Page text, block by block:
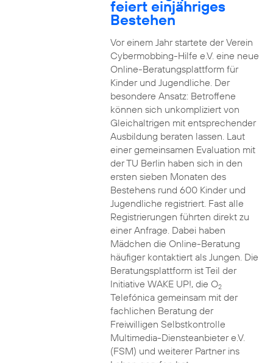
feiert einjähriges
Bestehen
Vor einem Jahr startete der Verein
Cybermobbing-Hilfe e.V. eine neue
Online-Beratungsplattform für
Kinder und Jugendliche. Der
besondere Ansatz: Betroffene
können sich unkompliziert von
Gleichaltrigen mit entsprechender
Ausbildung beraten lassen. Laut
einer gemeinsamen Evaluation mit
der TU Berlin haben sich in den
ersten sieben Monaten des
Bestehens rund 600 Kinder und
Jugendliche registriert. Fast alle
Registrierungen führten direkt zu
einer Anfrage. Dabei haben
Mädchen die Online-Beratung
häufiger kontaktiert als Jungen. Die
Beratungsplattform ist Teil der
Initiative WAKE UP!, die O2
Telefónica gemeinsam mit der
fachlichen Beratung der
Freiwilligen Selbstkontrolle
Multimedia-Diensteanbieter e.V.
(FSM) und weiterer Partner ins